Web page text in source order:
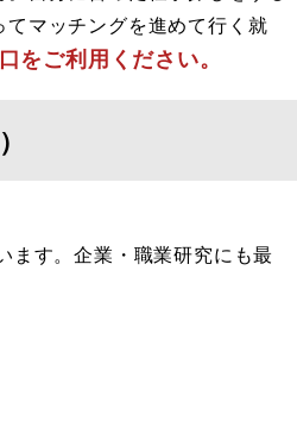
マッチングを進めて行く就
をご利用ください。
ます。企業・職業研究にも最